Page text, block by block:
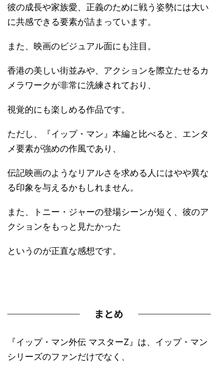
彼の成長や家族愛、正義のために戦う姿勢には大い
に共感できる要素が詰まっています。
また、映画のビジュアル面にも注目。
香港の美しい街並みや、アクションを際立たせるカ
メラワークが非常に洗練されており、
視覚的にも楽しめる作品です。
ただし、『イップ・マン』本編と比べると、エンタ
メ要素が強めの作風であり、
伝記映画のようなリアルさを求める人にはやや異な
る印象を与えるかもしれません。
また、トニー・ジャーの登場シーンが短く、彼のア
クションをもっと見たかった
というのが正直な感想です。
まとめ
『イップ・マン外伝 マスターZ』は、イップ・マン
シリーズのファンだけでなく、